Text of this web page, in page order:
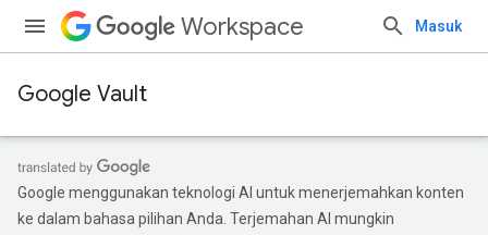
Workspace Masuk
Google Vault
Google menggunakan teknologi AI untuk menerjemahkan konten
ke dalam bahasa pilihan Anda. Terjemahan AI mungkin